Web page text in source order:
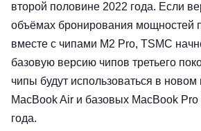
второй половине 2022 года. Если
объёмах бронирования мощностей
вместе с чипами M2 Pro, TSMC
базовую версию чипов третьего
чипы будут использоваться в новом
MacBook Air и базовых MacBook
года.